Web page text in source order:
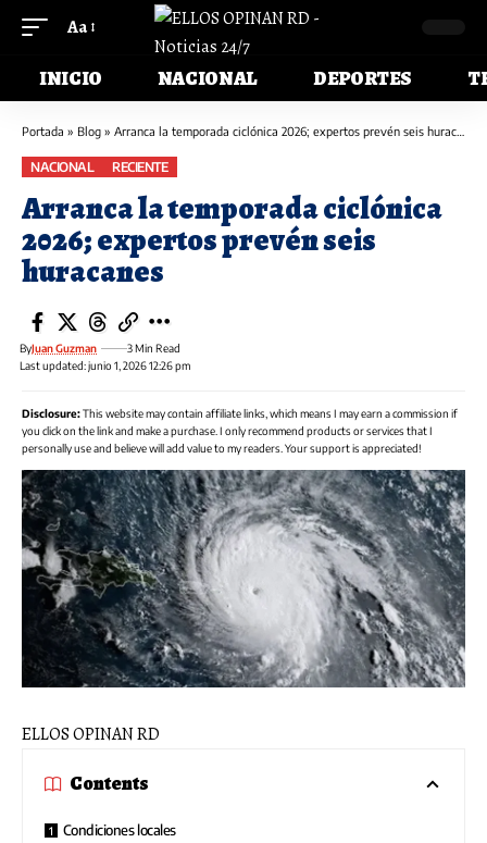
Aa
INICIO NACIONAL DEPORTES
Portada » Blog » Arranca la temporada ciclónica 2026; expertos prevén seis huracanes
NACIONAL RECIENTE
Arranca la temporada ciclónica
2026; expertos prevén seis
huracanes
Last updated: junio 1, 2026 12:26 pm
ByJuan Guzman 3 Min Read
Disclosure:This website may contain affiliate links, which means I may earn a commission if
you click on the link and make a purchase. I only recommend products or services that I
personally use and believe will add value to my readers. Your support is appreciated!
ELLOS OPINAN RD
Contents
Condiciones locales